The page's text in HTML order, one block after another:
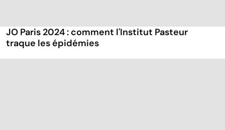
JO Paris 2024 : comment l'Institut Pasteur
traque les épidémies